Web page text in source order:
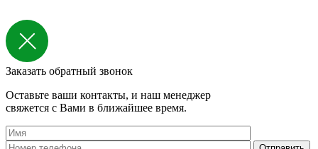
Заказать обратный звонок
Оставьте ваши контакты, и наш менеджер
свяжется с Вами в ближайшее время.